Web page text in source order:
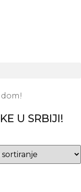
U SRBIJI!